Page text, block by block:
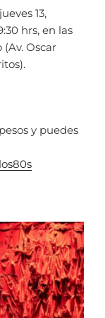
13,
hrs, en las
Oscar
y puedes